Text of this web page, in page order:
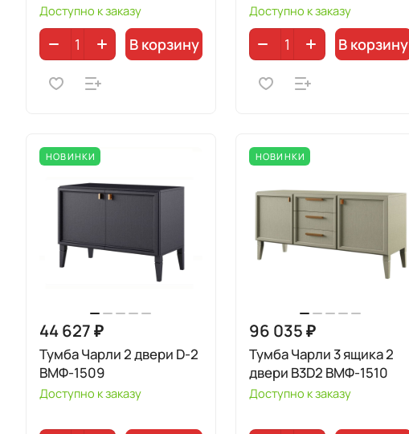
Доступно к заказу
В корзину
Доступно к заказу
В корзину
НОВИНКИ
44 627 ₽
Тумба Чарли 2 двери D-2
ВМФ-1509
Доступно к заказу
НОВИНКИ
96 035 ₽
Тумба Чарли 3 ящика 2
двери B3D2 ВМФ-1510
Доступно к заказу